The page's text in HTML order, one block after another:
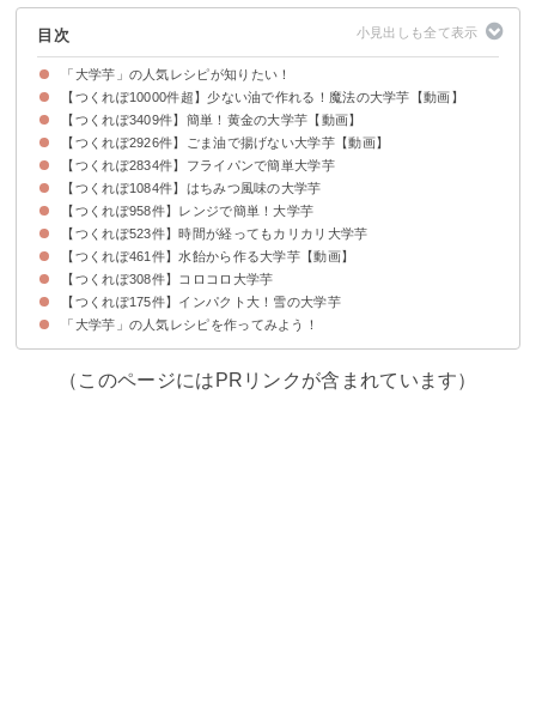
目次
「大学芋」の人気レシピが知りたい！
【つくれぽ10000件超】少ない油で作れる！魔法の大学芋【動画】
【つくれぽ3409件】簡単！黄金の大学芋【動画】
【つくれぽ2926件】ごま油で揚げない大学芋【動画】
【つくれぽ2834件】フライパンで簡単大学芋
【つくれぽ1084件】はちみつ風味の大学芋
【つくれぽ958件】レンジで簡単！大学芋
【つくれぽ523件】時間が経ってもカリカリ大学芋
【つくれぽ461件】水飴から作る大学芋【動画】
【つくれぽ308件】コロコロ大学芋
【つくれぽ175件】インパクト大！雪の大学芋
「大学芋」の人気レシピを作ってみよう！
（このページにはPRリンクが含まれています）